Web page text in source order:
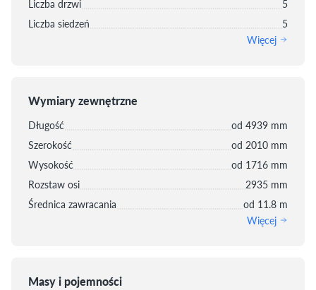
Liczba drzwi
5
Liczba siedzeń
5
Więcej
Wymiary zewnętrzne
Długość
od 4939 mm
Szerokość
od 2010 mm
Wysokość
od 1716 mm
Rozstaw osi
2935 mm
Średnica zawracania
od 11.8 m
Więcej
Masy i pojemności